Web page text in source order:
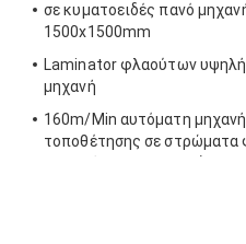
σε κυματοειδές πανό
1500x1500mm
Laminator φλαούτων
μηχανή
160m/Min αυτόματη
τοποθέτησης σε